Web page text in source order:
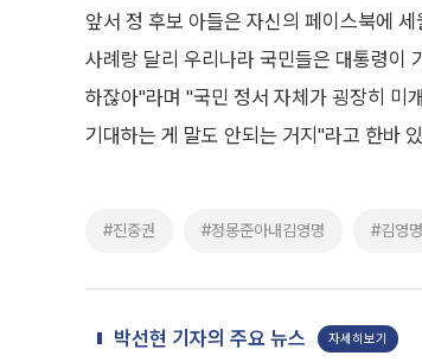
앞서 정 후보 아들은 자신의 페이스북에
사례랑 달리 우리나라 국민들은 대통령이
하잖아"라며 "국민 정서 자체가 굉장히 미
기대하는 게 말도 안되는 거지"라고 한바
#진중권 #정몽준아내김영명 #김영명
박선현 기자의 주요 뉴스 자세히보기